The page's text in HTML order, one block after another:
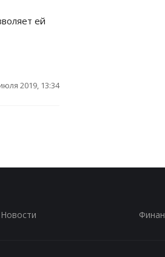
ей
2019, 13:34
Новости